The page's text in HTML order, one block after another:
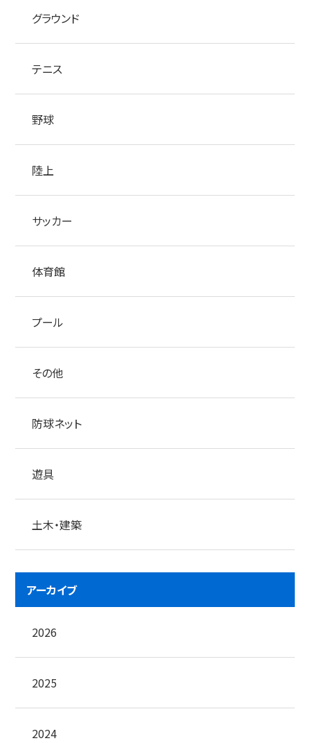
グラウンド
テニス
野球
陸上
サッカー
体育館
プール
その他
防球ネット
遊具
土木・建築
アーカイブ
2026
2025
2024